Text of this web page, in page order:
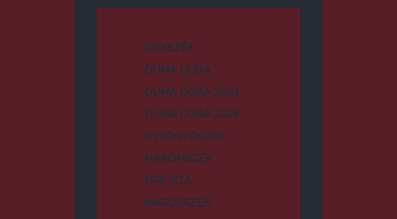
CSÍKSZÉK
DUMA DUBA
DUMA DUBA 2024
DUMA DUBA 2026
GYERGYÓSZÉK
HÁROMSZÉK
HÍRLISTA
MAROSSZÉK